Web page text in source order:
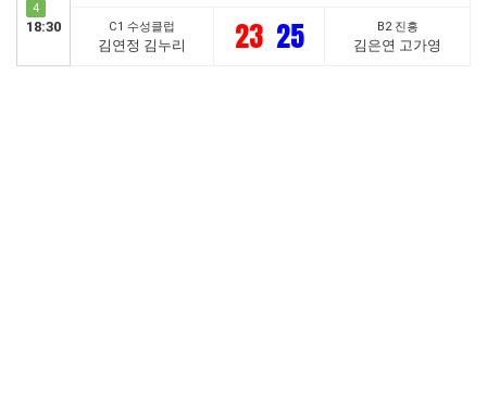
4
18:30 C1 수성클럽
김연정 김누리 23 25 B2 진흥
김은연 고가영